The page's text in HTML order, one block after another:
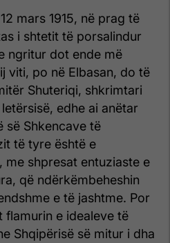
mars 1915, në prag të
i shtetit të porsalindur
ngritur dot ende më
viti, po në Elbasan, do të
Shuteriqi, shkrimtari
edhe ai anëtar
së Shkencave të
të tyre është e
shpresat entuziaste e
që ndërkëmbeheshin
e të jashtme. Por
e idealeve të
Shqipërisë së mitur i dha